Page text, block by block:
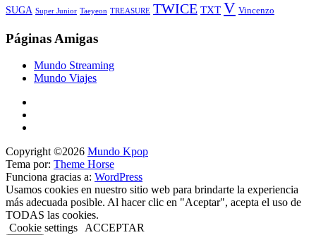
SUGA Super Junior Taeyeon TREASURE TWICE TXT V Vincenzo
Páginas Amigas
Mundo Streaming
Mundo Viajes
Copyright ©2026 Mundo Kpop
Tema por: Theme Horse
Funciona gracias a: WordPress
Usamos cookies en nuestro sitio web para brindarte la experiencia
más adecuada posible. Al hacer clic en "Aceptar", acepta el uso de
TODAS las cookies.
Cookie settings
ACCEPTAR